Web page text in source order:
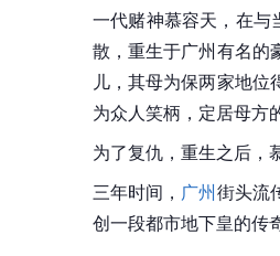
一代赌神慕容天，在与
散，重生于广州有名的
儿，其母为保两家地
为众人笑柄，定居母方
为了复仇，重生之后，
三年时间， 广州街头流
创一段都市地下皇的